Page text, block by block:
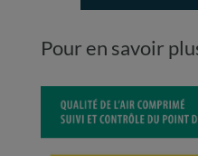
Pour en savoir